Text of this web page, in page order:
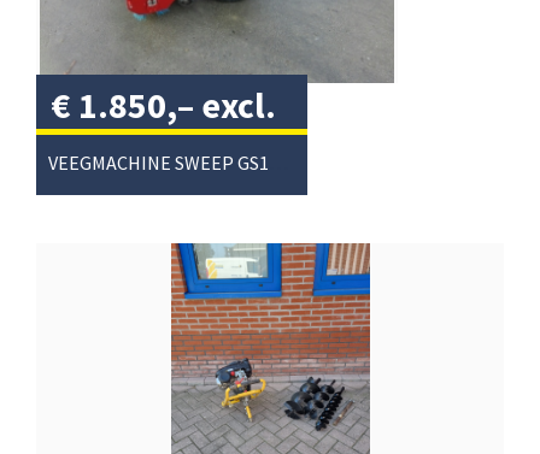
€ 1.850,– excl.
btw/